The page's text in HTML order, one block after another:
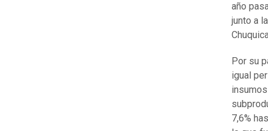
año
junto a
Por su
igual
7,6%